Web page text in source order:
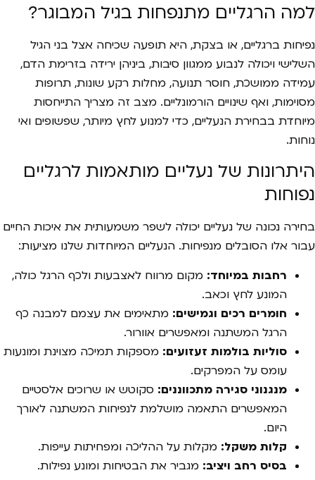
למה הרגליים מתנפחות בגיל המבוגר?
נפיחות ברגליים, או בצקת, היא תופעה שכיחה אצל בני הגיל
השלישי ויכולה לנבוע ממגוון סיבות, ביניהן ירידה בזרימת הדם,
עמידה ממושכת, חוסר תנועה, מחלות רקע שונות, תרופות
מסוימות, ואף שינויים הורמונליים. מצב זה מצריך התייחסות
מיוחדת בבחירת הנעליים, כדי למנוע לחץ מיותר, שפשופים ואי
נוחות.
היתרונות של נעליים מותאמות לרגליים
נפוחות
בחירה נכונה של נעליים יכולה לשפר משמעותית את איכות החיים
עבור אלו הסובלים מנפיחות. הנעליים המיוחדות שלנו מציעות:
רחבות במיוחד: מקום מרווח לאצבעות ולכף הרגל כולה,
המונע לחץ וכאב.
חומרים רכים וגמישים: מתאימים את עצמם למבנה כף
הרגל המשתנה ומאפשרים אוורור.
סוליות בולמות זעזועים: מספקות תמיכה מצוינת ומונעות
עומס על המפרקים.
מנגנוני סגירה מתכווננים: סקוטש או שרוכים אלסטיים
המאפשרים התאמה מושלמת לנפיחות המשתנה לאורך
היום.
קלות משקל: מקלות על ההליכה ומפחיתות עייפות.
בסיס רחב ויציב: מגביר את הבטיחות ומונע נפילות.